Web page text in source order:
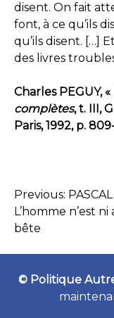
disent. On fait
font, à ce qu’ils
qu’ils disent. […]
des livres
Charles PEGUY, «
complètes, t. III,
Paris, 1992, p.
DE
L’ARTICLE
Previous:
L’homme n’est ni
bête
© Politique